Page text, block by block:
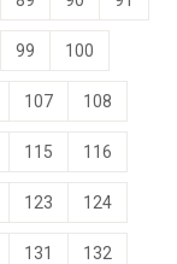
99 100
107 108
115 116
123 124
131 132